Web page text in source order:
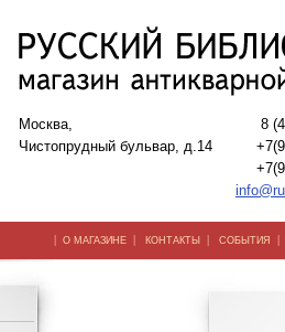
Москва,
Чистопрудный бульвар, д.14
8
| О МАГАЗИНЕ | КОНТАКТЫ | СОБЫТИЯ